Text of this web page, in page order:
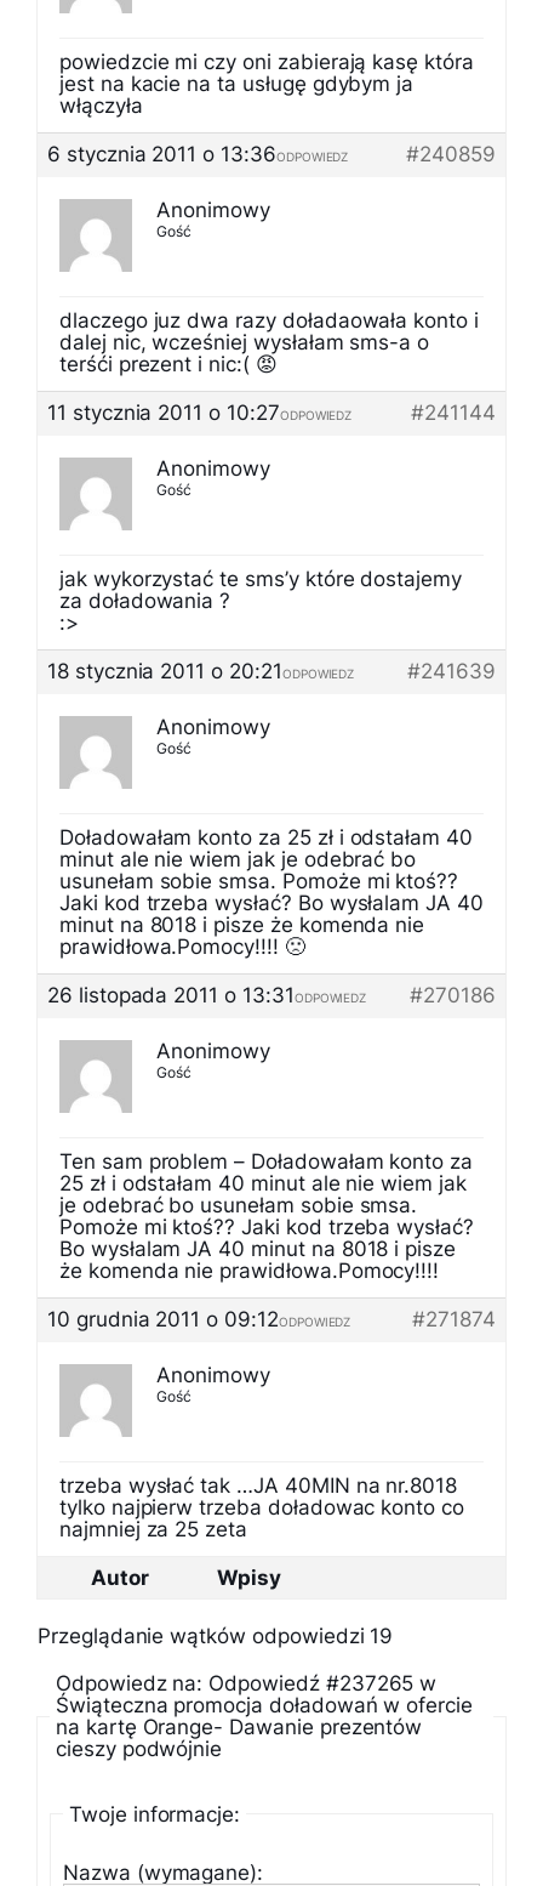
powiedzcie mi czy oni zabierają kasę która
jest na kacie na ta usługę gdybym ja
włączyła
6 stycznia 2011 o 13:36
#240859
ODPOWIEDZ
Anonimowy
Gość
dlaczego juz dwa razy doładaowała konto i
dalej nic, wcześniej wysłałam sms-a o
terśći prezent i nic:( 😡
11 stycznia 2011 o 10:27
#241144
ODPOWIEDZ
Anonimowy
Gość
jak wykorzystać te sms’y które dostajemy
za doładowania ?
:>
18 stycznia 2011 o 20:21
#241639
ODPOWIEDZ
Anonimowy
Gość
Doładowałam konto za 25 zł i odstałam 40
minut ale nie wiem jak je odebrać bo
usunełam sobie smsa. Pomoże mi ktoś??
Jaki kod trzeba wysłać? Bo wysłalam JA 40
minut na 8018 i pisze że komenda nie
prawidłowa.Pomocy!!!! 🙁
26 listopada 2011 o 13:31
#270186
ODPOWIEDZ
Anonimowy
Gość
Ten sam problem – Doładowałam konto za
25 zł i odstałam 40 minut ale nie wiem jak
je odebrać bo usunełam sobie smsa.
Pomoże mi ktoś?? Jaki kod trzeba wysłać?
Bo wysłalam JA 40 minut na 8018 i pisze
że komenda nie prawidłowa.Pomocy!!!!
10 grudnia 2011 o 09:12
#271874
ODPOWIEDZ
Anonimowy
Gość
trzeba wysłać tak …JA 40MIN na nr.8018
tylko najpierw trzeba doładowac konto co
najmniej za 25 zeta
Autor
Wpisy
Przeglądanie wątków odpowiedzi 19
Odpowiedz na: Odpowiedź #237265 w
Świąteczna promocja doładowań w ofercie
na kartę Orange- Dawanie prezentów
cieszy podwójnie
Twoje informacje:
Nazwa (wymagane):